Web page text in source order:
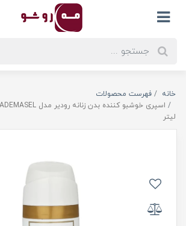
خانه
فهرست محصولات
لیتر